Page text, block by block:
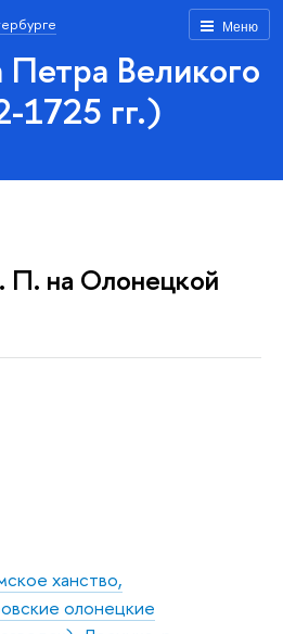
Меню
Петра Великого
1725 гг.)
П. на Олонецкой
ханство,
олонецкие